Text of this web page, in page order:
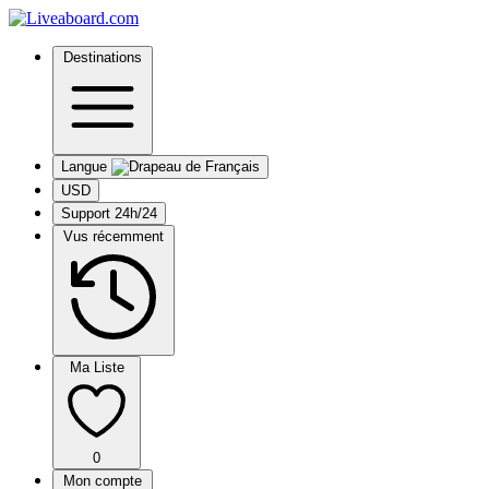
Destinations
Langue
USD
Support 24h/24
Vus récemment
Ma Liste
0
Mon compte